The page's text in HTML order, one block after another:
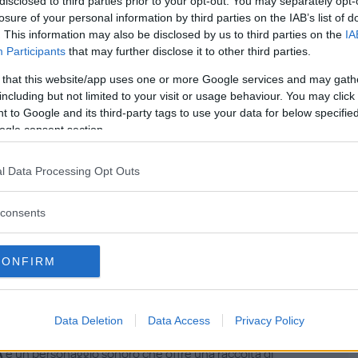
of your personal information by third parties on the IAB’s list of
This information may also be disclosed by us to third parties on the
Participants that may further disclose it to other third parties.
that this website/app uses one or more Google services and may
but not limited to your visit or usage behaviour. You may
to Google and its third-party tags to use your data for below
consent section.
Data Processing Opt Outs
Data Deletion Data Access Privacy Policy
a
Passi
è un personaggio sonoro che offre una raccolta di